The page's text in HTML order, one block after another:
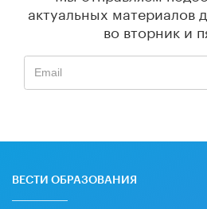
актуальных материалов
во вторник и
ВЕСТИ ОБРАЗОВАНИЯ